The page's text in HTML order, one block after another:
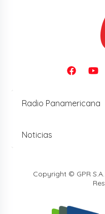
Radio Panamericana
Noticias
Copyright © GPR